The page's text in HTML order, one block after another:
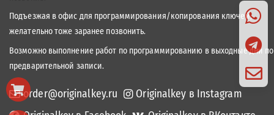
Подъезжая в офис для программирования/копирования ключей,
желательно тоже заранее позвонить.
Возможно выполнение работ по программированию в выходные дни по
предварительной записи.
order@originalkey.ru
Originalkey в Instagram